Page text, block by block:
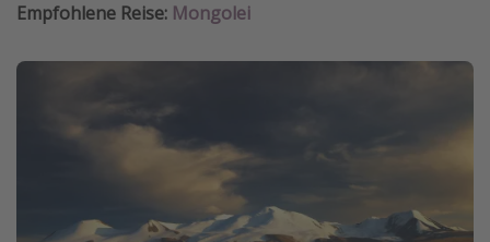
Empfohlene Reise: Mongolei